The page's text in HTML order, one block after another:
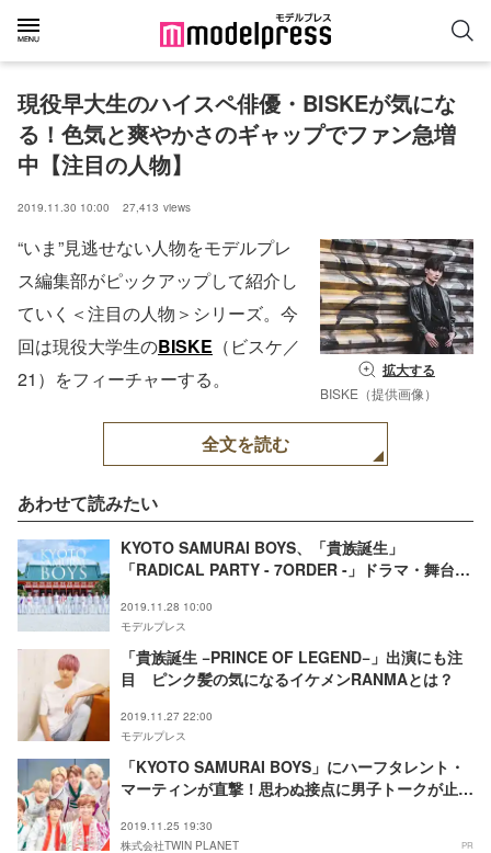
現役早大生のハイスペ俳優・BISKEが気にな
る！色気と爽やかさのギャップでファン急増
中【注目の人物】
2019.11.30 10:00 27,413 views
拡大する
BISKE（提供画像）
“いま”見逃せない人物をモデルプレ
ス編集部がピックアップして紹介し
ていく＜注目の人物＞シリーズ。今
回は現役大学生のBISKE （ビスケ／
21）をフィーチャーする。
全文を読む
あわせて読みたい
KYOTO SAMURAI BOYS、「貴族誕生」
「RADICAL PARTY - 7ORDER -」ドラマ・舞台出
2019.11.28 10:00
モデルプレス
「貴族誕生 −PRINCE OF LEGEND−」出演にも注
目 ピンク髪の気になるイケメンRANMAとは？
2019.11.27 22:00
モデルプレス
「KYOTO SAMURAI BOYS」にハーフタレント・
マーティンが直撃！思わぬ接点に男子トークが止ま
2019.11.25 19:30
株式会社TWIN PLANET
PR